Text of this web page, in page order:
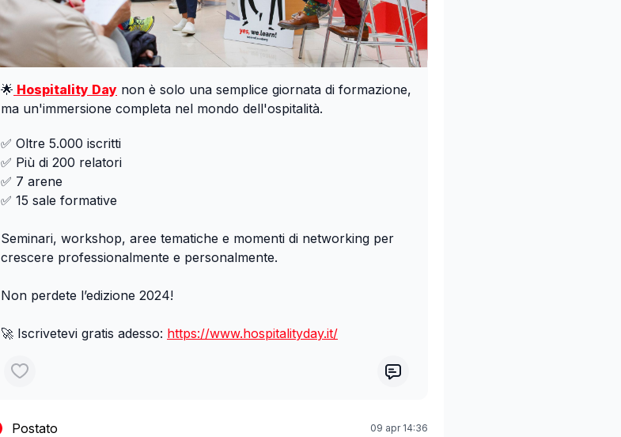
🌟 Hospitality Day non è solo una semplice giornata di formazione,
ma un'immersione completa nel mondo dell'ospitalità.
✅ Oltre 5.000 iscritti
✅ Più di 200 relatori
✅ 7 arene
✅ 15 sale formative
Seminari, workshop, aree tematiche e momenti di networking per
crescere professionalmente e personalmente.
Non perdete l’edizione 2024!
🚀 Iscrivetevi gratis adesso: https://www.hospitalityday.it/
Postato 09 apr 14:36